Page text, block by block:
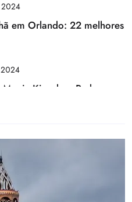
em Orlando: 22 melhores
Kingdom Park
as datas da festa de
2024